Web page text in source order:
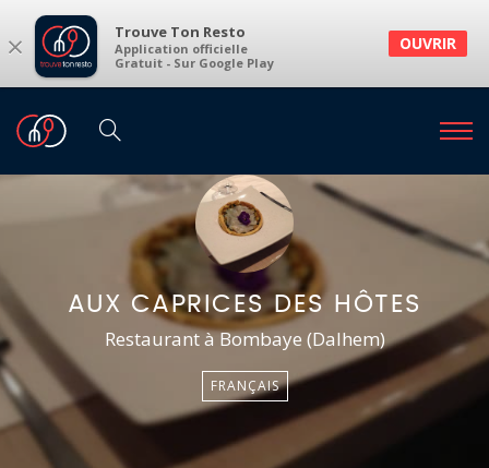
× Trouve Ton Resto
Application officielle
Gratuit - Sur Google Play
OUVRIR
AUX CAPRICES DES HÔTES
Restaurant à Bombaye (Dalhem)
FRANÇAIS